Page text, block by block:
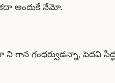
అందుకే నేమో.
గాన గంధర్వుడన్నా, పెదవి